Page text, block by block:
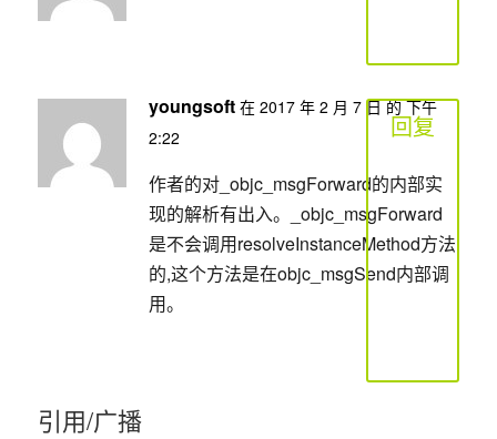
youngsoft 在 2017 年 2 月 7 日 的 下午
2:22
作者的对_objc_msgForward的内部实
现的解析有出入。_objc_msgForward
是不会调用resolveInstanceMethod方法
的,这个方法是在objc_msgSend内部调
用。
回复
引用/广播